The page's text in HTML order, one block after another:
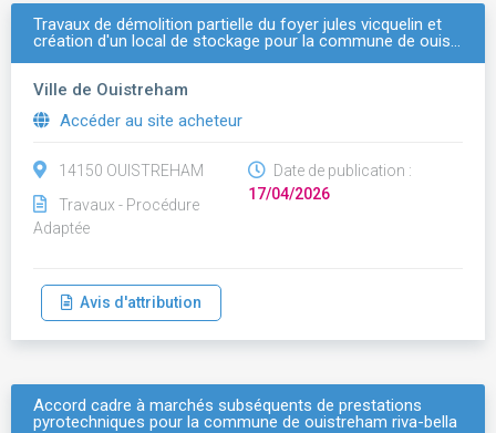
Travaux de démolition partielle du foyer jules vicquelin et
création d'un local de stockage pour la commune de ouis…
Ville de Ouistreham
Accéder au site acheteur
14150 OUISTREHAM
Travaux - Procédure
Adaptée
Date de publication :
17/04/2026
Avis d'attribution
Accord cadre à marchés subséquents de prestations
pyrotechniques pour la commune de ouistreham riva-bella